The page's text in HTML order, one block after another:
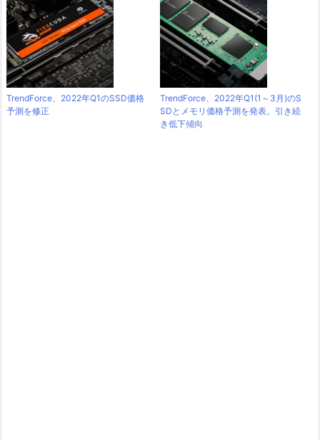
TrendForce、2022年Q1のSSD価格
予測を修正
TrendForce、2022年Q1(1～3月)のS
SDとメモリ価格予測を発表。引き続
き低下傾向